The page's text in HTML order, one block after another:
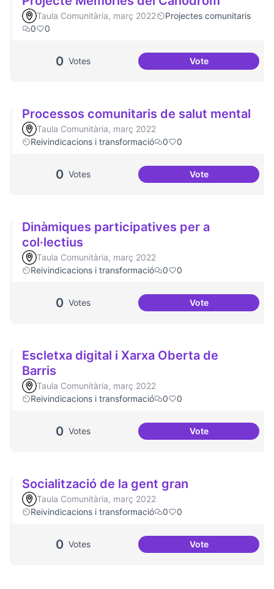
Taula Comunitària, març 2022
Projectes comunitaris
0
0
0 Votes VoteProjecte
Processos comunitaris de salut mental
Taula Comunitària, març 2022
Reivindicacions i transformació
0 0
0 Votes VoteProcessos
Dinàmiques participatives per a
col·lectius
Taula Comunitària, març 2022
Reivindicacions i transformació
0 0
0 Votes VoteDinàmiques
Escletxa digital i Xarxa Oberta de
Barris
Taula Comunitària, març 2022
Reivindicacions i transformació
0 0
0 Votes VoteEscletxa digital i
Socialització de la gent gran
Taula Comunitària, març 2022
Reivindicacions i transformació
0 0
0 Votes VoteSocialització de